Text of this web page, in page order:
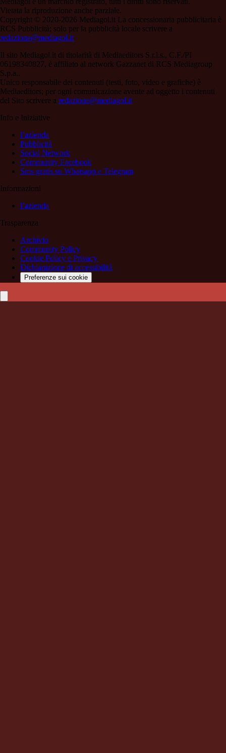
Vietata la riproduzione anche parziale.
Copyright © 2020-2026 Mediagol.it La concessionaria pubblicitaria è
RCS Pubblicità; solo per la pubblicità locale scrivere a
redazione@mediagol.it
Il sito Mediagol.it di titolarità di Mediaeditors S.r.l.s., C.F./PI
06198340827, è affiliato al network Gazzanet di RCS Mediagroup
S.p.a..
Unico responsabile dei contenuti (testi, foto, video e grafiche) è
Mediaeditors; per ogni comunicazione avente ad oggetto i contenuti
del Sito scrivere a redazione@mediagol.it
Info e Iniziative
l’azienda
Pubblicità
Social Network
Community Facebook
Sms gratis su Whatsapp e Telegram
Informazioni
l’azienda
Trasparenza
Archivio
Community Policy
Cookie Policy e Privacy
Dichiarazione di accessibilità
Preferenze sui cookie